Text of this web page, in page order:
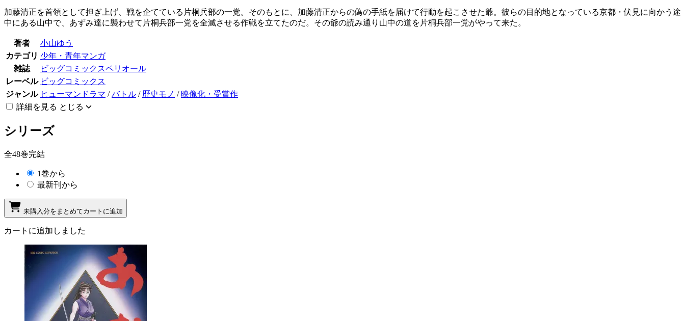
加藤清正を首領として担ぎ上げ、戦を企てている片桐兵部の一党。そのもとに、加藤清正からの偽の手紙を届けて行動を起こさせた爺。彼らの目的地となっている京都・伏見に向かう途
中にある山中で、あずみ達に襲わせて片桐兵部一党を全滅させる作戦を立てたのだ。その爺の読み通り山中の道を片桐兵部一党がやって来た。
著者
小山ゆう
カテゴリ 少年・青年マンガ
雑誌
ビッグコミックスペリオール
レーベル ビッグコミックス
ジャンル ヒューマンドラマ /バトル / 歴史モノ / 映像化・受賞作
詳細を見る とじる
シリーズ
全48巻完結
1巻から
最新刊から
未購入分をまとめてカートに追加
カートに追加しました